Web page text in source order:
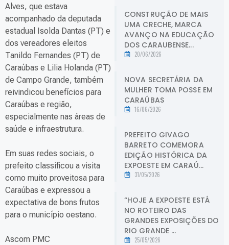
Alves, que estava
acompanhado da deputada
estadual Isolda Dantas (PT) e
dos vereadores eleitos
Tanildo Fernandes (PT) de
Caraúbas e Lilia Holanda (PT)
de Campo Grande, também
reivindicou benefícios para
Caraúbas e região,
especialmente nas áreas de
saúde e infraestrutura.
Em suas redes sociais, o
prefeito classificou a visita
como muito proveitosa para
Caraúbas e expressou a
expectativa de bons frutos
para o município oestano.
Ascom PMC
CONSTRUÇÃO DE MAIS
UMA CRECHE, MARCA
AVANÇO NA EDUCAÇÃO
DOS CARAUBENSE...
20/06/2026
NOVA SECRETÁRIA DA
MULHER TOMA POSSE EM
CARAÚBAS
16/06/2026
PREFEITO GIVAGO
BARRETO COMEMORA
EDIÇÃO HISTÓRICA DA
EXPOESTE EM CARAÚ...
31/05/2026
“HOJE A EXPOESTE ESTÁ
NO ROTEIRO DAS
GRANDES EXPOSIÇÕES DO
RIO GRANDE ...
25/05/2026